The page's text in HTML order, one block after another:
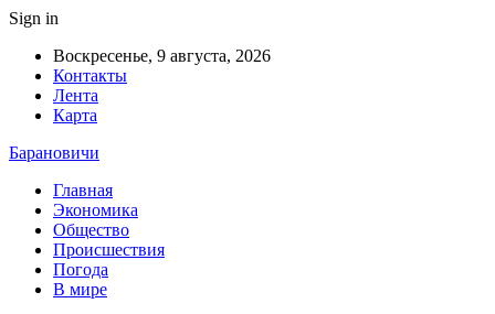
Sign in
Воскресенье, 9 августа, 2026
Контакты
Лента
Карта
Барановичи
Главная
Экономика
Общество
Происшествия
Погода
В мире